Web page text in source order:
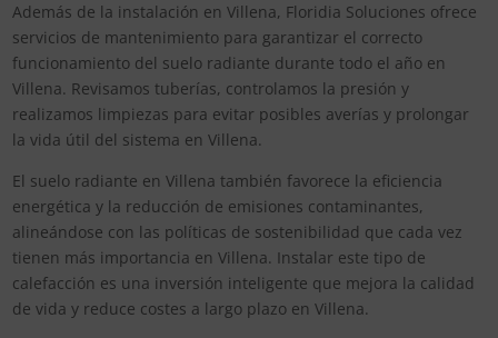
Además de la instalación en Villena, Floridia Soluciones ofrece
servicios de mantenimiento para garantizar el correcto
funcionamiento del suelo radiante durante todo el año en
Villena. Revisamos tuberías, controlamos la presión y
realizamos limpiezas para evitar posibles averías y prolongar
la vida útil del sistema en Villena.
El suelo radiante en Villena también favorece la eficiencia
energética y la reducción de emisiones contaminantes,
alineándose con las políticas de sostenibilidad que cada vez
tienen más importancia en Villena. Instalar este tipo de
calefacción es una inversión inteligente que mejora la calidad
de vida y reduce costes a largo plazo en Villena.